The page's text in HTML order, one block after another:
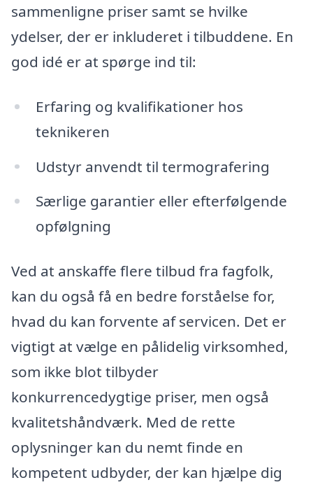
sammenligne priser samt se hvilke
ydelser, der er inkluderet i tilbuddene. En
god idé er at spørge ind til:
Erfaring og kvalifikationer hos
teknikeren
Udstyr anvendt til termografering
Særlige garantier eller efterfølgende
opfølgning
Ved at anskaffe flere tilbud fra fagfolk,
kan du også få en bedre forståelse for,
hvad du kan forvente af servicen. Det er
vigtigt at vælge en pålidelig virksomhed,
som ikke blot tilbyder
konkurrencedygtige priser, men også
kvalitetshåndværk. Med de rette
oplysninger kan du nemt finde en
kompetent udbyder, der kan hjælpe dig